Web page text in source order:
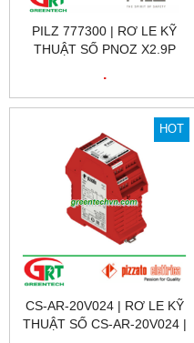
PILZ 777300 | RƠ LE KỸ
THUẬT SỐ PNOZ X2.9P
.
HOT
CS-AR-20V024 | RƠ LE KỸ
THUẬT SỐ CS-AR-20V024 |